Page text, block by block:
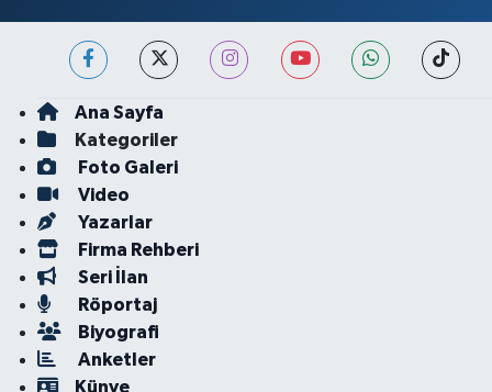
Ana Sayfa
Kategoriler
Foto Galeri
Video
Yazarlar
Firma Rehberi
Seri İlan
Röportaj
Biyografi
Anketler
Künye